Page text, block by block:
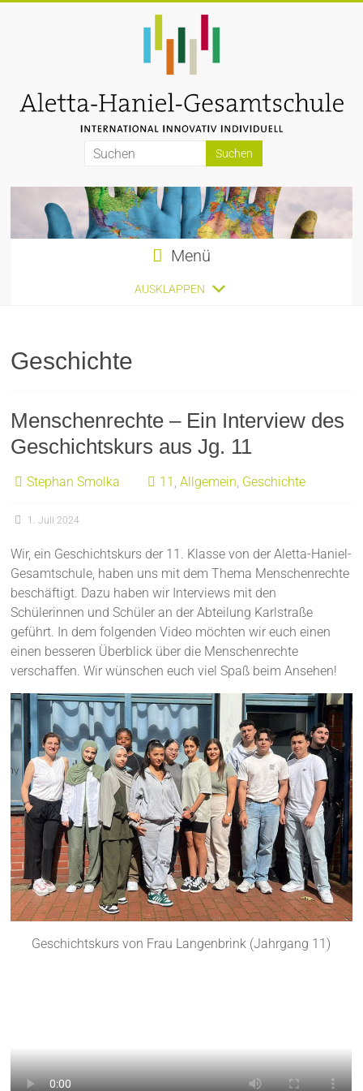
Aletta-
Haniel-
Gesamtschule
Menü
AUSKLAPPEN
Geschichte
Menschenrechte – Ein Interview des
Geschichtskurs aus Jg. 11
Stephan Smolka 11 ,Allgemein, Geschichte
1. Juli 2024
Wir, ein Geschichtskurs der 11. Klasse von der Aletta-Haniel-
Gesamtschule, haben uns mit dem Thema Menschenrechte
beschäftigt. Dazu haben wir Interviews mit den
Schülerinnen und Schüler an der Abteilung Karlstraße
geführt. In dem folgenden Video möchten wir euch einen
einen besseren Überblick über die Menschenrechte
verschaffen. Wir wünschen euch viel Spaß beim Ansehen!
Geschichtskurs von Frau Langenbrink (Jahrgang 11)